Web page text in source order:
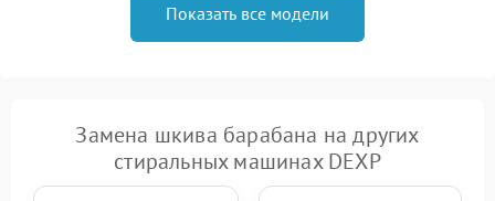
Показать все модели
Замена шкива барабана на других
стиральных машинах DEXP